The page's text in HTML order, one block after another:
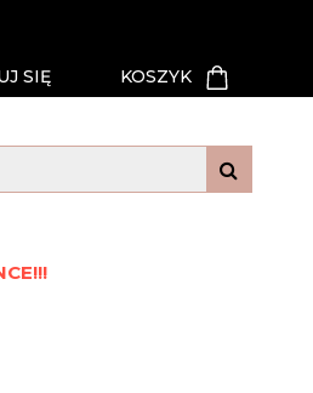
SIĘ